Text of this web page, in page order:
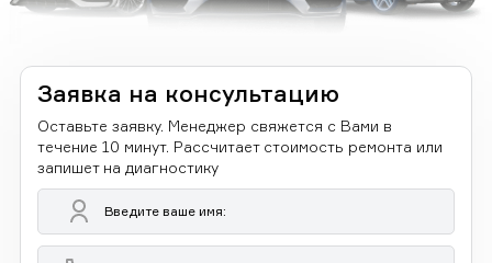
Заявка на консультацию
Оставьте заявку. Менеджер свяжется с Вами в
течение 10 минут. Рассчитает стоимость ремонта или
запишет на диагностику